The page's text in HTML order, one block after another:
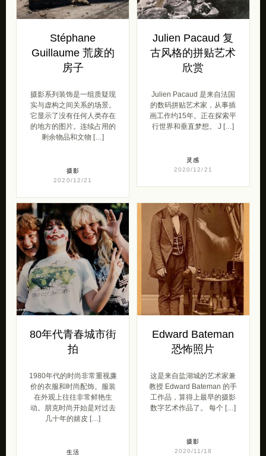
Stéphane
Guillaume 荒废的
房子
摄影系列装饰是一组质疑现
实与虚构之间关系的场景。
它显示了没有任何人类存在
的地方的图片。连续占用的
剩余物品和文物 […]
摄影
2020/12/21
Julien Pacaud 复
古风格的拼贴艺术
欣赏
Julien Pacaud 是来自法国
的数码拼贴艺术家，从事插
画工作约15年。正在探索平
行世界和垂直梦想。 J […]
灵感
2020/12/21
80年代青春城市街
拍
1980年代的时尚非常重视廉
价的衣服和时尚配饰。服装
在外观上往往非常鲜艳生
动。朋克时尚开始是对过去
几十年的嬉皮 […]
生活
Edward Bateman
恐怖照片
这是来自盐湖城的艺术家兼
教授 Edward Bateman 的手
工作品，算得上最早的摄影
数字艺术作品了。 每个 […]
摄影
2020/11/18